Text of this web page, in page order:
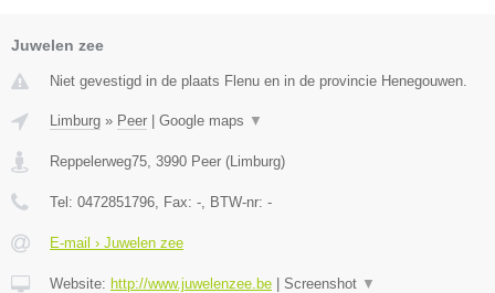
Juwelen zee
Niet gevestigd in de plaats Flenu en in de provincie Henegouwen.
Limburg » Peer Google maps ▼
Reppelerweg75 3990 Peer ( Limburg)
Tel: 0472851796 , Fax: - , BTW-nr: -
E-mail › Juwelen zee
Website: http://www.juwelenzee.be Screenshot ▼